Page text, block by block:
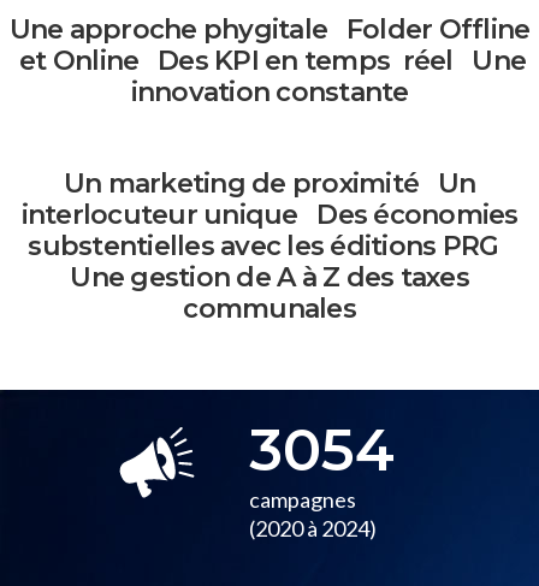
Une approche phygitale
Folder Offline
et Online
Des KPI en temps réel
Une
innovation constante
Un marketing de proximité
Un
interlocuteur unique
Des économies
substentielles avec les éditions PRG
Une gestion de A à Z des taxes
communales
3054
campagnes
(2020 à 2024)